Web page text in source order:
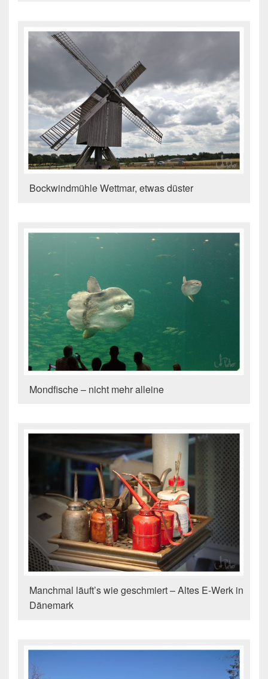
Bockwindmühle Wettmar, etwas düster
Mondfische – nicht mehr alleine
Manchmal läuft’s wie geschmiert – Altes E-Werk in
Dänemark